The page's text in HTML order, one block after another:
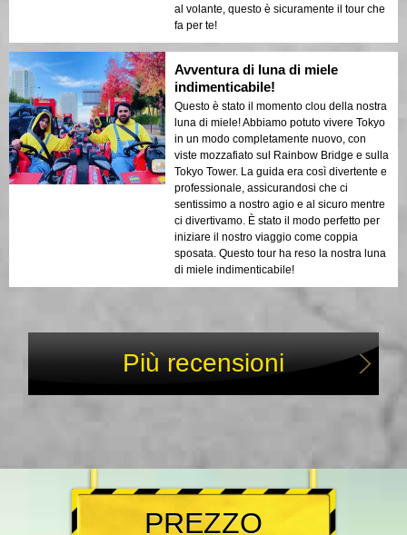
al volante, questo è sicuramente il tour che
fa per te!
Avventura di luna di miele
indimenticabile!
Questo è stato il momento clou della nostra
luna di miele! Abbiamo potuto vivere Tokyo
in un modo completamente nuovo, con
viste mozzafiato sul Rainbow Bridge e sulla
Tokyo Tower. La guida era così divertente e
professionale, assicurandosi che ci
sentissimo a nostro agio e al sicuro mentre
ci divertivamo. È stato il modo perfetto per
iniziare il nostro viaggio come coppia
sposata. Questo tour ha reso la nostra luna
di miele indimenticabile!
Più recensioni
PREZZO